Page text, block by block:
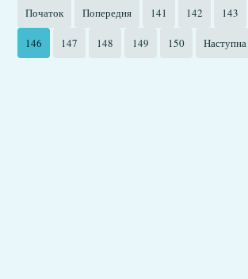
Початок
Попередня 141 142 143
146 147 148 149 150 Наступна